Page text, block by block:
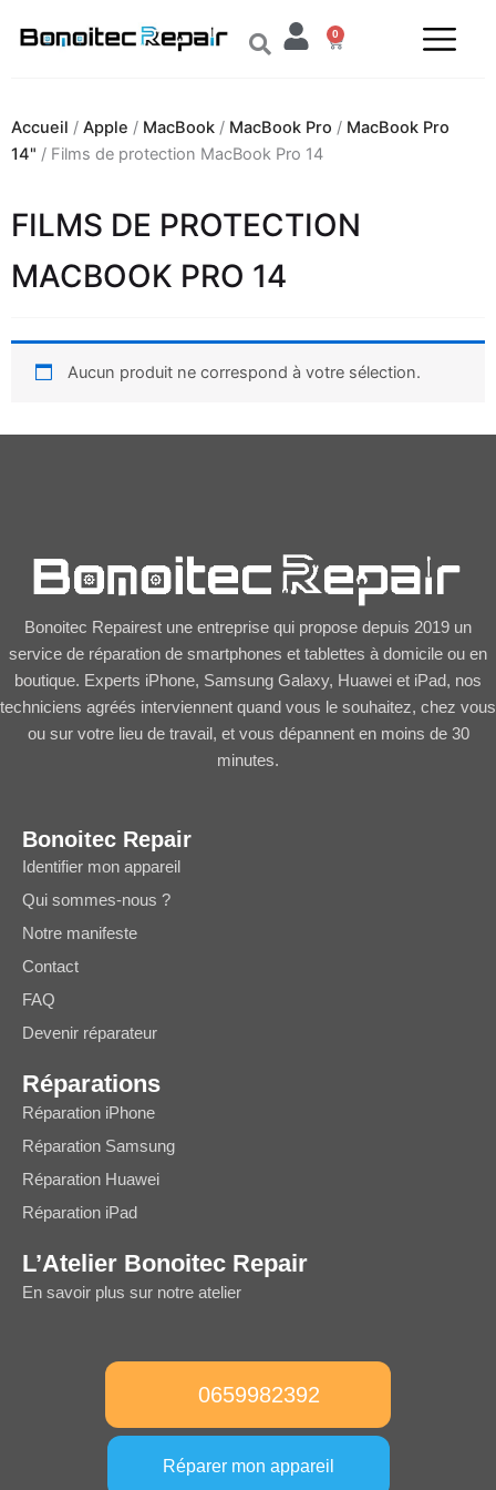
0
Panier
Accueil / Apple / MacBook / MacBook Pro / MacBook Pro
14" / Films de protection MacBook Pro 14
FILMS DE PROTECTION
MACBOOK PRO 14
Aucun produit ne correspond à votre sélection.
Bonoitec Repairest une entreprise qui propose depuis 2019 un
service de réparation de smartphones et tablettes à domicile ou en
boutique. Experts iPhone, Samsung Galaxy, Huawei et iPad, nos
techniciens agréés interviennent quand vous le souhaitez, chez vous
ou sur votre lieu de travail, et vous dépannent en moins de 30
minutes.
Bonoitec Repair
Identifier mon appareil
Qui sommes-nous ?
Notre manifeste
Contact
FAQ
Devenir réparateur
Réparations
Réparation iPhone
Réparation Samsung
Réparation Huawei
Réparation iPad
L’Atelier Bonoitec Repair
En savoir plus sur notre atelier
0659982392
Réparer mon appareil